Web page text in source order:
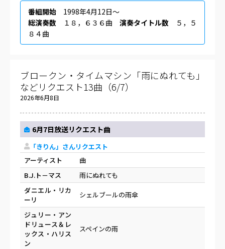
番組開始 1998年4月12日〜
総演奏数 １８，６３６曲 演奏タイトル数 ５，５
８４曲
ブロークン・タイムマシン「雨にぬれても」
などリクエスト13曲（6/7）
2026年6月8日
6月7日放送リクエスト曲
「きりん」さんリクエスト
アーティスト
曲
B.J.ト－マス
雨にぬれても
ダニエル・リカ
ーリ
シェルブールの雨傘
ジュリー・アン
ドリュース＆レ
ックス・ハリス
ン
スペインの雨